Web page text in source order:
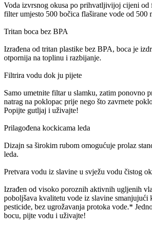
Voda izvrsnog okusa po prihvatljivijoj cijeni od
filter umjesto 500 bočica flaširane vode od 500
Tritan boca bez BPA
Izrađena od tritan plastike bez BPA, boca je
otpornija na toplinu i razbijanje.
Filtrira vodu dok ju pijete
Samo umetnite filtar u slamku, zatim ponovno
natrag na poklopac prije nego što zavrnete
Popijte gutljaj i uživajte!
Prilagođena kockicama leda
Dizajn sa širokim rubom omogućuje prolaz
leda.
Pretvara vodu iz slavine u svježu vodu čistog
Izrađen od visoko poroznih aktivnih ugljenih
poboljšava kvalitetu vode iz slavine smanjujući
pesticide, bez ugrožavanja protoka vode.*
bocu, pijte vodu i uživajte!